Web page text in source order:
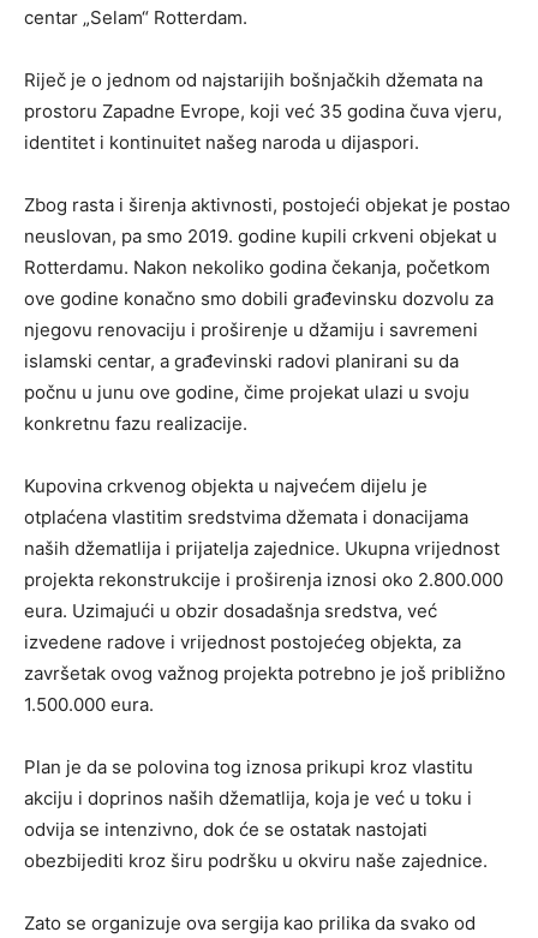
centar „Selam“ Rotterdam.
Riječ je o jednom od najstarijih bošnjačkih džemata na
prostoru Zapadne Evrope, koji već 35 godina čuva vjeru,
identitet i kontinuitet našeg naroda u dijaspori.
Zbog rasta i širenja aktivnosti, postojeći objekat je postao
neuslovan, pa smo 2019. godine kupili crkveni objekat u
Rotterdamu. Nakon nekoliko godina čekanja, početkom
ove godine konačno smo dobili građevinsku dozvolu za
njegovu renovaciju i proširenje u džamiju i savremeni
islamski centar, a građevinski radovi planirani su da
počnu u junu ove godine, čime projekat ulazi u svoju
konkretnu fazu realizacije.
Kupovina crkvenog objekta u najvećem dijelu je
otplaćena vlastitim sredstvima džemata i donacijama
naših džematlija i prijatelja zajednice. Ukupna vrijednost
projekta rekonstrukcije i proširenja iznosi oko 2.800.000
eura. Uzimajući u obzir dosadašnja sredstva, već
izvedene radove i vrijednost postojećeg objekta, za
završetak ovog važnog projekta potrebno je još približno
1.500.000 eura.
Plan je da se polovina tog iznosa prikupi kroz vlastitu
akciju i doprinos naših džematlija, koja je već u toku i
odvija se intenzivno, dok će se ostatak nastojati
obezbijediti kroz širu podršku u okviru naše zajednice.
Zato se organizuje ova sergija kao prilika da svako od